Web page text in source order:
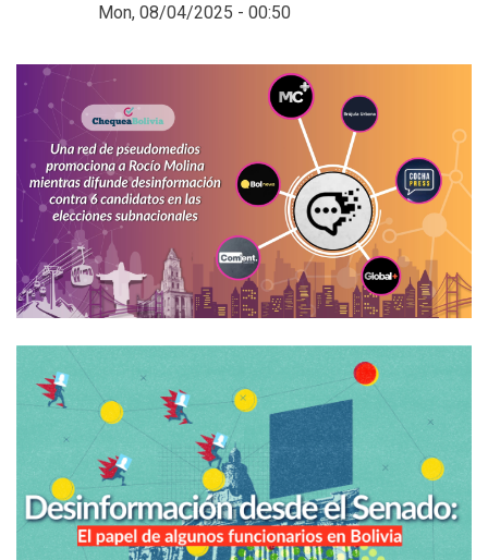
Mon, 08/04/2025 - 00:50